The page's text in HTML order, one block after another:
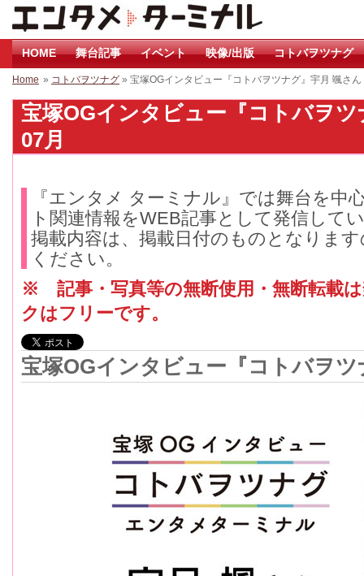
HOME 舞台記事 イベント 映像/出版 コトバヲツナグ
Home » コトバヲツナグ » 宝塚OGインタビュー『コトバヲツナグ』宇月 颯さん
宝塚OGインタビュー『コトバヲ
07月
『エンタメ ターミナル』では舞台を中
ト関連情報をWEB記事として発信して
掲載内容は、掲載日付のものとなりま
ください。
※ 記事・写真等の無断使用・無断転載
クはフリーです。
宝塚OGインタビュー『コトバヲ